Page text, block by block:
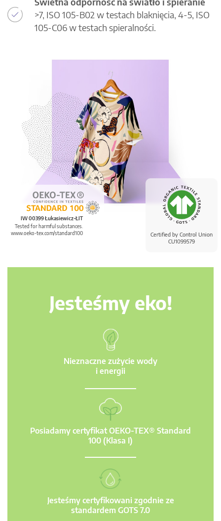
Certified by Control Union
CU1099579
IW 00399 Łukasiewicz-ŁIT
Tested for harmful substances.
www.oeko-tex.com/standard100
>7, ISO 105-B02 w testach blaknięcia, 4-5, ISO
105-C06 w testach spieralności.
Jesteśmy eko!
Nieznaczne zużycie wody
i energii
Posiadamy certyfikat OEKO-TEX® Standard
100 (Klasa I)
Jesteśmy certyfikowani zgodnie ze
standardem GOTS 7.0